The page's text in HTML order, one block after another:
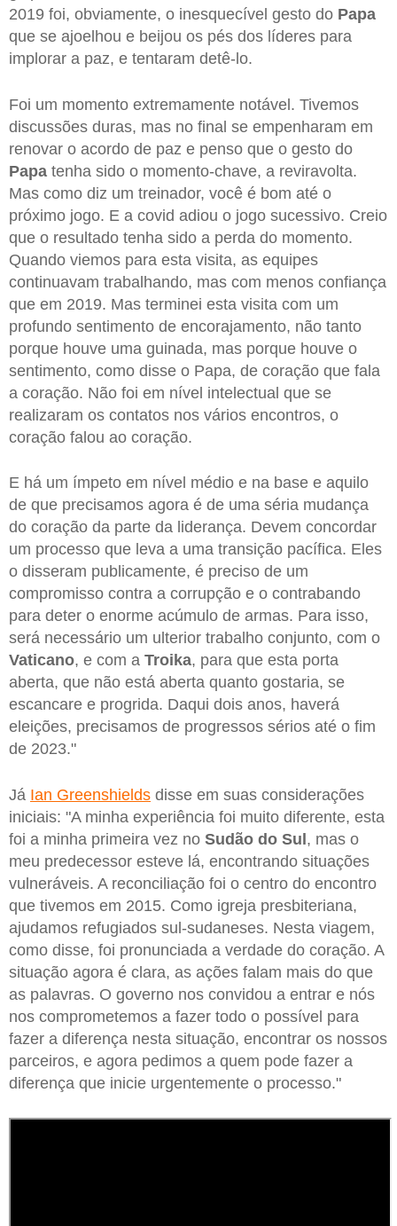
2019 foi, obviamente, o inesquecível gesto do Papa
que se ajoelhou e beijou os pés dos líderes para
implorar a paz, e tentaram detê-lo.
Foi um momento extremamente notável. Tivemos
discussões duras, mas no final se empenharam em
renovar o acordo de paz e penso que o gesto do
Papa tenha sido o momento-chave, a reviravolta.
Mas como diz um treinador, você é bom até o
próximo jogo. E a covid adiou o jogo sucessivo. Creio
que o resultado tenha sido a perda do momento.
Quando viemos para esta visita, as equipes
continuavam trabalhando, mas com menos confiança
que em 2019. Mas terminei esta visita com um
profundo sentimento de encorajamento, não tanto
porque houve uma guinada, mas porque houve o
sentimento, como disse o Papa, de coração que fala
a coração. Não foi em nível intelectual que se
realizaram os contatos nos vários encontros, o
coração falou ao coração.
E há um ímpeto em nível médio e na base e aquilo
de que precisamos agora é de uma séria mudança
do coração da parte da liderança. Devem concordar
um processo que leva a uma transição pacífica. Eles
o disseram publicamente, é preciso de um
compromisso contra a corrupção e o contrabando
para deter o enorme acúmulo de armas. Para isso,
será necessário um ulterior trabalho conjunto, com o
Vaticano, e com a Troika, para que esta porta
aberta, que não está aberta quanto gostaria, se
escancare e progrida. Daqui dois anos, haverá
eleições, precisamos de progressos sérios até o fim
de 2023."
Já Ian Greenshields disse em suas considerações
iniciais: "A minha experiência foi muito diferente, esta
foi a minha primeira vez no Sudão do Sul, mas o
meu predecessor esteve lá, encontrando situações
vulneráveis. A reconciliação foi o centro do encontro
que tivemos em 2015. Como igreja presbiteriana,
ajudamos refugiados sul-sudaneses. Nesta viagem,
como disse, foi pronunciada a verdade do coração. A
situação agora é clara, as ações falam mais do que
as palavras. O governo nos convidou a entrar e nós
nos comprometemos a fazer todo o possível para
fazer a diferença nesta situação, encontrar os nossos
parceiros, e agora pedimos a quem pode fazer a
diferença que inicie urgentemente o processo."